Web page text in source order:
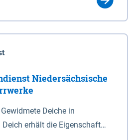
Niedersächsische
Deiche in
Deich erhält die Eigenschaft